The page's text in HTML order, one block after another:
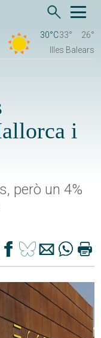
30°C33°
26°
Illes Balears
i
però un 4%